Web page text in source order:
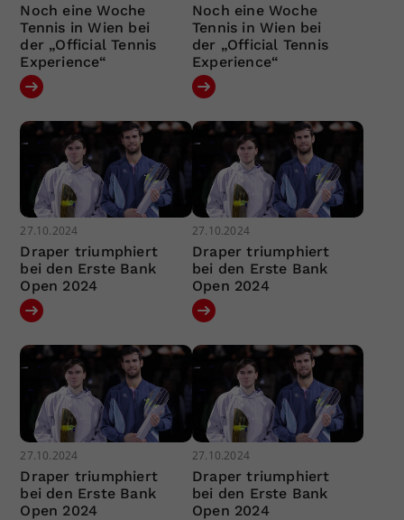
Noch eine Woche
Tennis in Wien bei
der „Official Tennis
Experience“
Noch eine Woche
Tennis in Wien bei
der „Official Tennis
Experience“
27.10.2024
Draper triumphiert
bei den Erste Bank
Open 2024
27.10.2024
Draper triumphiert
bei den Erste Bank
Open 2024
27.10.2024
Draper triumphiert
bei den Erste Bank
Open 2024
27.10.2024
Draper triumphiert
bei den Erste Bank
Open 2024